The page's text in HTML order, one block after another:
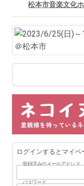
松本市音楽文化
ログインするとマイ
登録済みのメールアドレス
パスワード